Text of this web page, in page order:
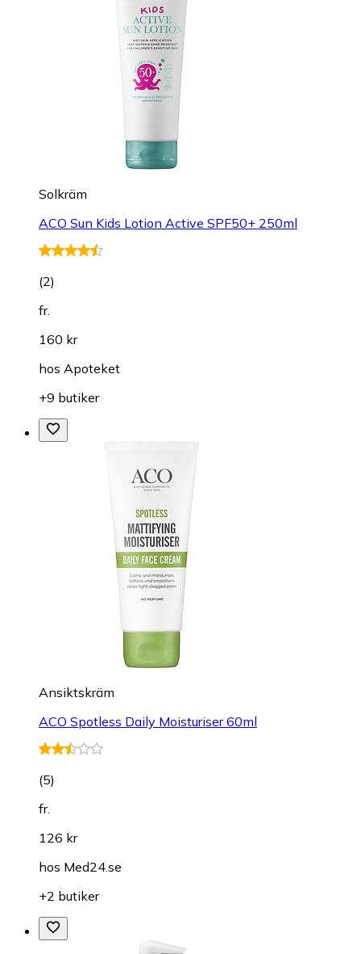
Solkräm
ACO Sun Kids Lotion Active SPF50+ 250ml
(2)
fr.
160 kr
hos Apoteket
+9 butiker
Ansiktskräm
ACO Spotless Daily Moisturiser 60ml
(5)
fr.
126 kr
hos Med24.se
+2 butiker